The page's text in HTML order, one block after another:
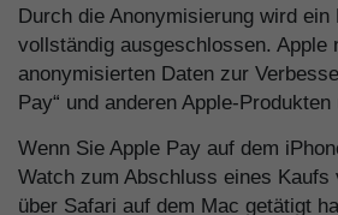
Durch die Anonymisierung wird ein
vollständig ausgeschlossen. Apple
anonymisierten Daten zur
Pay“ und anderen Apple-Produkten
Wenn Sie Apple Pay auf dem
Watch zum Abschluss eines Kaufs
über Safari auf dem Mac getätigt